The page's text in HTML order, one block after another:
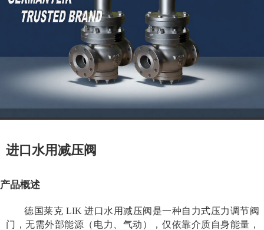
进口水用减压阀
产品概述
德国莱克 LIK 进口水用减压阀是一种自力式压力调节阀
门，无需外部能源（电力、气动），仅依靠介质自身能量，